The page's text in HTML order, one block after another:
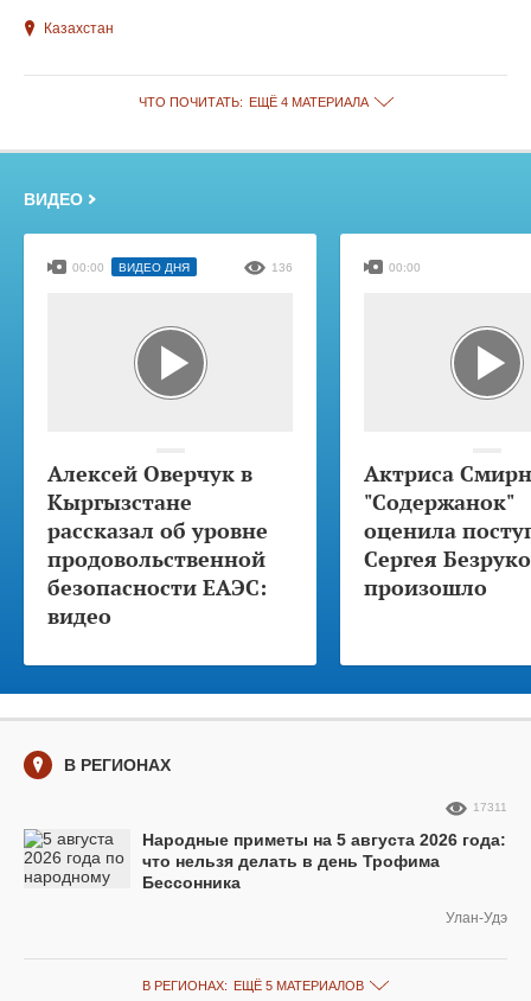
Казахстан
ЧТО ПОЧИТАТЬ: ЕЩЁ 4 МАТЕРИАЛА
ВИДЕО
Алексей Оверчук в
Кыргызстане
рассказал об уровне
продовольственной
безопасности ЕАЭС:
видео
00:00 ВИДЕО ДНЯ 136
Актриса
"Содержанок"
оценила
Сергея
произошло
00:00
В РЕГИОНАХ
Народные приметы на 5 августа 2026 года:
что нельзя делать в день Трофима
Бессонника
17311
Улан-Удэ
В РЕГИОНАХ: ЕЩЁ 5 МАТЕРИАЛОВ